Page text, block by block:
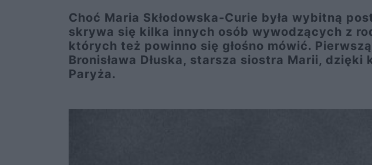
Choć Maria Skłodowska-Curie była wybitną
skrywa się kilka innych osób wywodzących z
których też powinno się głośno mówić.
Bronisława Dłuska, starsza siostra Marii,
Paryża.